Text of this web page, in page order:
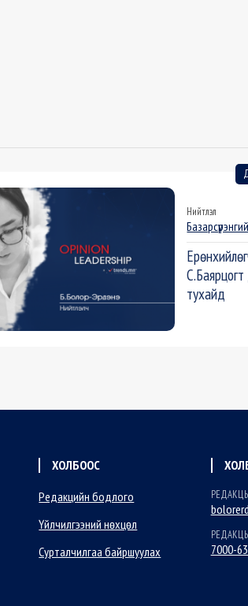
Нийтлэл
тухайд
ХОЛБООС
Редакцийн бодлого
Үйлчилгээний нөхцөл
Сурталчилгаа байршуулах
7000-